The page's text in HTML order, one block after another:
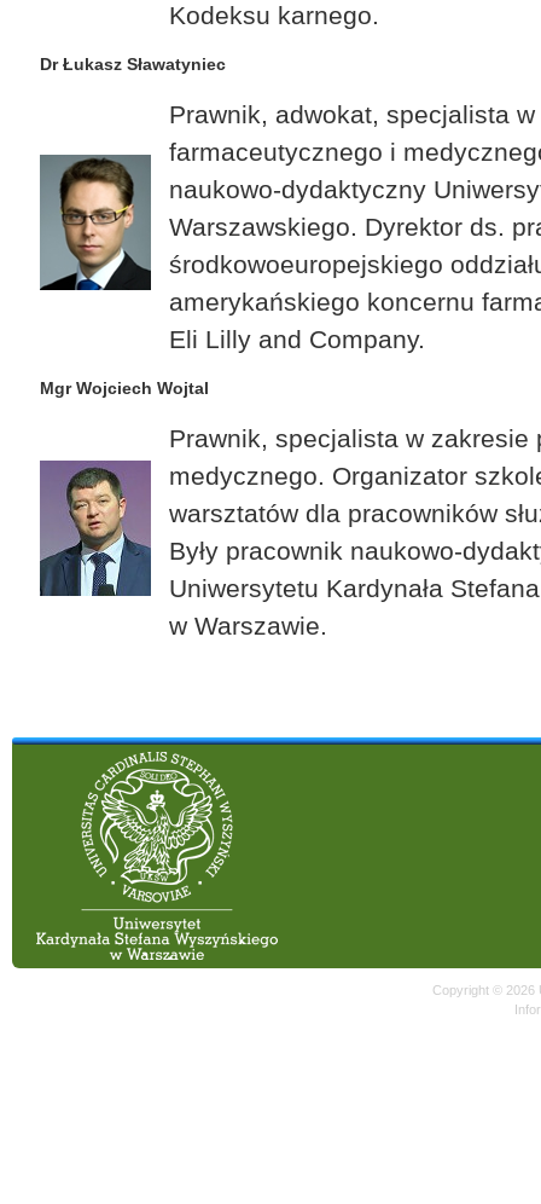
Kodeksu karnego.
Dr Łukasz Sławatyniec
Prawnik, adwokat, specjalista
farmaceutycznego i
naukowo-dydaktyczny
Warszawskiego. Dyrektor ds.
środkowoeuropejskiego
amerykańskiego koncernu
Eli Lilly and Company.
Mgr Wojciech Wojtal
Prawnik, specjalista w zakresie
medycznego. Organizator
warsztatów dla pracowników
Były pracownik naukowo-
Uniwersytetu Kardynała
w Warszawie.
Copyright © 2026